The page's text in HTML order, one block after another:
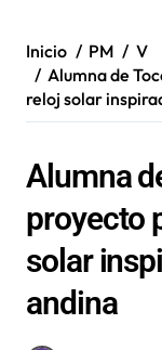
Inicio PM
V
Alumna de
reloj solar
Alumna
proyecto
solar
andina